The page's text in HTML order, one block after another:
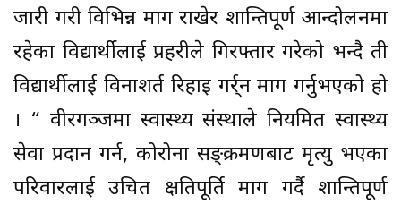
जारी गरी विभिन्न माग राखेर शान्तिपूर्ण आन्दोलनमा
रहेका विद्यार्थीलाई प्रहरीले गिरफ्तार गरेको भन्दै ती
विद्यार्थीलाई विनाशर्त रिहाइ गर्र्न माग गर्नुभएको हो
। “ वीरगञ्जमा स्वास्थ्य संस्थाले नियमित स्वास्थ्य
सेवा प्रदान गर्न, कोरोना सङ्क्रमणबाट मृत्यु भएका
परिवारलाई उचित क्षतिपूर्ति माग गर्दै शान्तिपूर्ण